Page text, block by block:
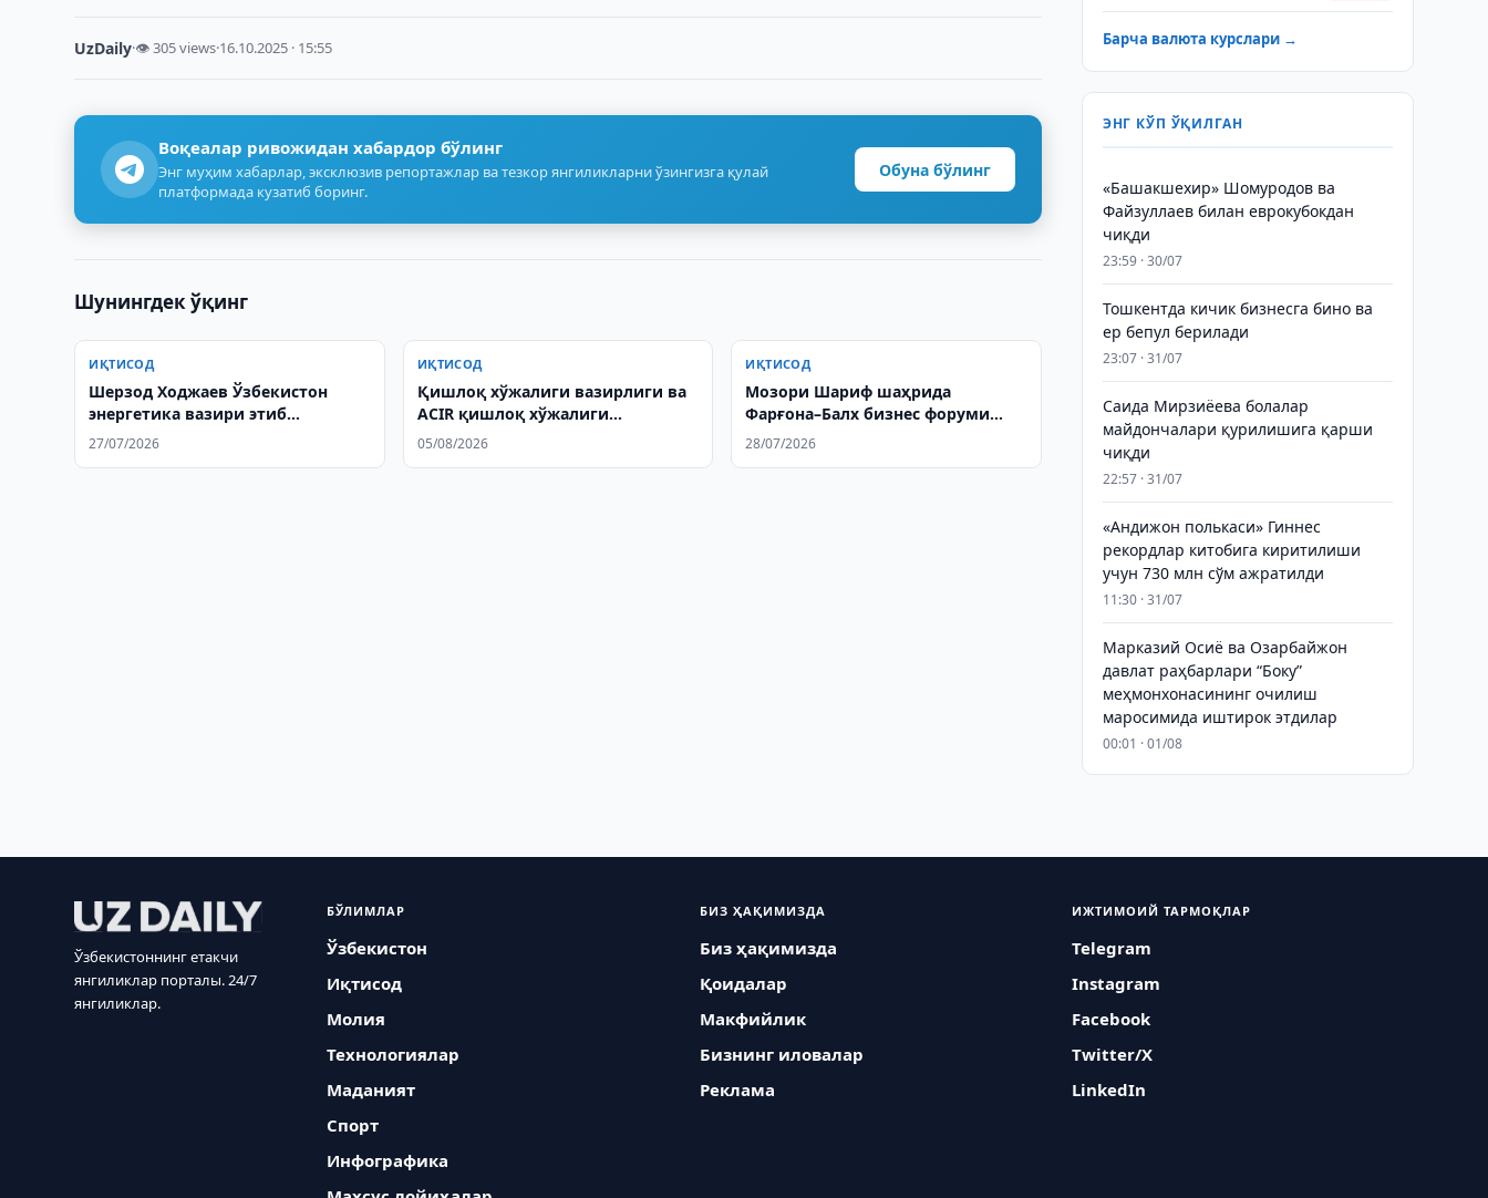
UzDaily·👁 305 views·16.10.2025 · 15:55
Воқеалар ривожидан хабардор бўлинг
Энг муҳим хабарлар, эксклюзив репортажлар ва тезкор янгиликларни ўзингизга қулай
платформада кузатиб боринг.
Обуна бўлинг
Шунингдек ўқинг
ИҚТИСОД
Шерзод Ходжаев Ўзбекистон
энергетика вазири этиб
тайинланди
27/07/2026
ИҚТИСОД
Қишлоқ хўжалиги вазирлиги ва
ACIR қишлоқ хўжалиги
инновацияларини
05/08/2026
ИҚТИСОД
Мозори Шариф шаҳрида
Фарғона–Балх бизнес форуми
бўлиб ўтди
28/07/2026
Барча валюта курслари →
ЭНГ КЎП ЎҚИЛГАН
«Башакшехир» Шомуродов ва
Файзуллаев билан еврокубокдан
чиқди
23:59 · 30/07
Тошкентда кичик бизнесга бино ва
ер бепул берилади
23:07 · 31/07
Саида Мирзиёева болалар
майдончалари қурилишига қарши
чиқди
22:57 · 31/07
«Андижон полькаси» Гиннес
рекордлар китобига киритилиши
учун 730 млн сўм ажратилди
11:30 · 31/07
Марказий Осиё ва Озарбайжон
давлат раҳбарлари “Боку”
меҳмонхонасининг очилиш
маросимида иштирок этдилар
00:01 · 01/08
Ўзбекистоннинг етакчи
янгиликлар порталы. 24/7
янгиликлар.
БЎЛИМЛАР
Ўзбекистон
Иқтисод
Молия
Технологиялар
Маданият
Спорт
Инфографика
БИЗ ҲАҚИМИЗДА
Биз ҳақимизда
Қоидалар
Макфийлик
Бизнинг иловалар
Реклама
ИЖТИМОИЙ ТАРМОҚЛАР
Telegram
Instagram
Facebook
Twitter/X
LinkedIn